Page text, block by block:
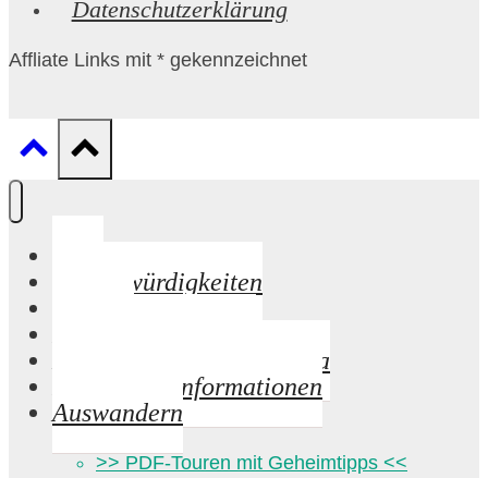
Datenschutzerklärung
Affliate Links mit * gekennzeichnet
Sehenswürdigkeiten
Mandelblüte auf Mallorca
Praktische Informationen
Auswandern
>> PDF-Touren mit Geheimtipps <<